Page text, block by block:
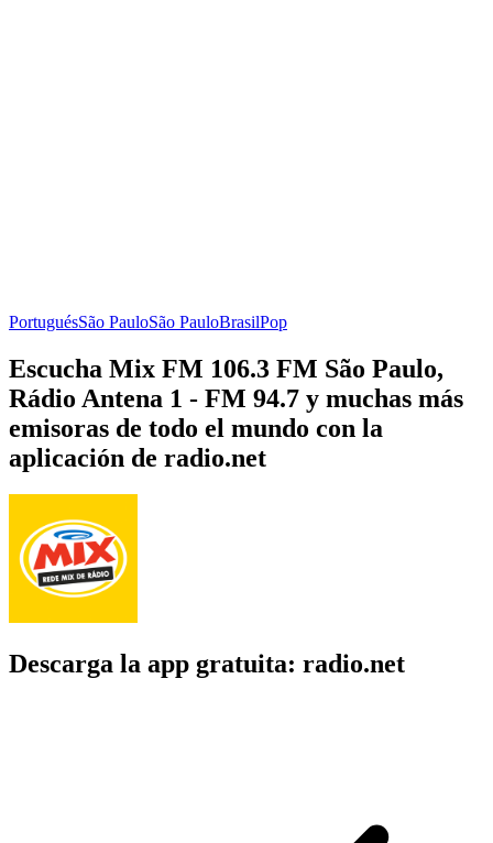
PortuguésSão PauloSão PauloBrasilPop
Escucha Mix FM 106.3 FM São Paulo,
Rádio Antena 1 - FM 94.7 y muchas más
emisoras de todo el mundo con la
aplicación de radio.net
Descarga la app gratuita: radio.net